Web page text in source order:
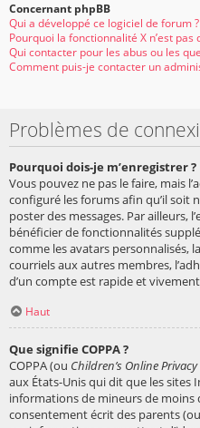
Concernant phpBB
Qui a développé ce logiciel de forum ?
Pourquoi la fonctionnalité X n’est pas
Qui contacter pour les abus ou les
Comment puis-je contacter un
Problèmes de
Pourquoi dois-je m’enregistrer ?
Vous pouvez ne pas le faire, mais
configuré les forums afin qu’il soit
poster des messages. Par ailleurs,
bénéficier de fonctionnalités
comme les avatars personnalisés,
courriels aux autres membres,
d’un compte est rapide et
Haut
Que signifie COPPA ?
COPPA (ou Children’s Online
aux États-Unis qui dit que les
informations de mineurs de moins
consentement écrit des parents